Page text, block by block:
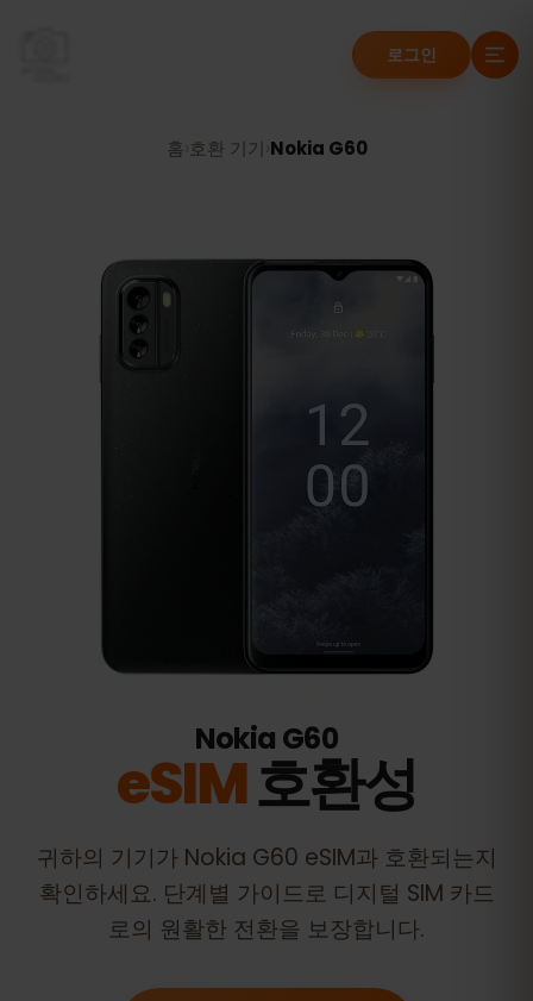
로그인
홈 호환 기기 Nokia G60
Nokia G60
eSIM호환성
귀하의 기기가 Nokia G60 eSIM과 호환되는지
확인하세요. 단계별 가이드로 디지털 SIM 카드
로의 원활한 전환을 보장합니다.